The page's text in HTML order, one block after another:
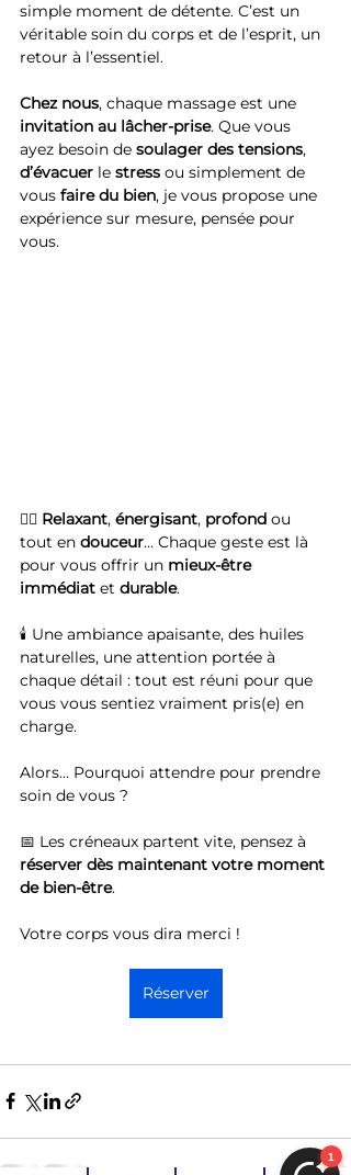
simple moment de détente. C’est un
véritable soin du corps et de l’esprit, un
retour à l’essentiel.
Chez nous, chaque massage est une
invitation au lâcher-prise. Que vous
ayez besoin de soulager des tensions,
d’évacuer le stress ou simplement de
vous faire du bien, je vous propose une
expérience sur mesure, pensée pour
vous.
💆‍♀️ Relaxant, énergisant, profond ou
tout en douceur… Chaque geste est là
pour vous offrir un mieux-être
immédiat et durable.
🕯️ Une ambiance apaisante, des huiles
naturelles, une attention portée à
chaque détail : tout est réuni pour que
vous vous sentiez vraiment pris(e) en
charge.
Alors… Pourquoi attendre pour prendre
soin de vous ?
📅 Les créneaux partent vite, pensez à
réserver dès maintenant votre moment
de bien-être.
Votre corps vous dira merci !
Réserver